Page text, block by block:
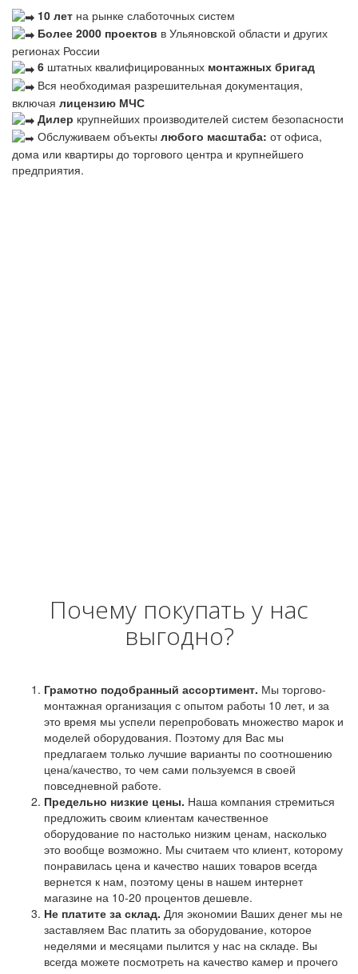
10 лет на рынке слаботочных систем
Более 2000 проектов в Ульяновской области и других
регионах России
6 штатных квалифицированных монтажных бригад
Вся необходимая разрешительная документация,
включая лицензию МЧС
Дилер крупнейших производителей систем безопасности
Обслуживаем объекты любого масштаба: от офиса,
дома или квартиры до торгового центра и крупнейшего
предприятия.
Почему покупать у нас
выгодно?
Грамотно подобранный ассортимент. Мы торгово-
монтажная организация с опытом работы 10 лет, и за
это время мы успели перепробовать множество марок и
моделей оборудования. Поэтому для Вас мы
предлагаем только лучшие варианты по соотношению
цена/качество, то чем сами пользуемся в своей
повседневной работе.
Предельно низкие цены. Наша компания стремиться
предложить своим клиентам качественное
оборудование по настолько низким ценам, насколько
это вообще возможно. Мы считаем что клиент, которому
понравилась цена и качество наших товаров всегда
вернется к нам, поэтому цены в нашем интернет
магазине на 10-20 процентов дешевле.
Не платите за склад. Для экономии Ваших денег мы не
заставляем Вас платить за оборудование, которое
неделями и месяцами пылится у нас на складе. Вы
всегда можете посмотреть на качество камер и прочего